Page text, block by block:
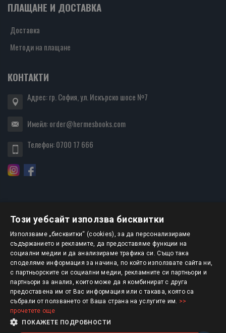
ПЛАЩАНЕ И ДОСТАВКА
Доставка
Методи на плащане
КОНТАКТИ
Адрес: гр. София, ул. Искърско шосе №7
Имейл:order@hermesbooks.com
Телефон:0700 17 666
БЮЛЕТИН
АБОНИРАНЕ
Авторско право © 2025 HERMESBOOKS.BG
1 EUR = 1.95583 BGN
Този уебсайт използва бисквитки
Използваме „бисквитки“ (cookies), за да персонализираме
съдържанието и рекламите, да предоставяме функции на
социални медии и да анализираме трафика си. Също така
споделяме информация за начина, по който използвате сайта ни,
с партньорските си социални медии, рекламните си партньори и
партньори за анализ, които може да я комбинират с друга
предоставена им от Вас информация или с такава, която са
събрали от ползването от Ваша страна на услугите им. >>
прочетете още
ПОКАЖЕТЕ ПОДРОБНОСТИ